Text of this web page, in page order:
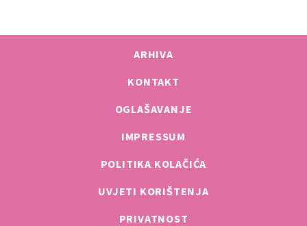
ARHIVA
KONTAKT
OGLAŠAVANJE
IMPRESSUM
POLITIKA KOLAČIĆA
UVJETI KORIŠTENJA
PRIVATNOST